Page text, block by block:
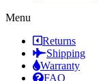
Menu
Returns
Shipping
Warranty
FAQ